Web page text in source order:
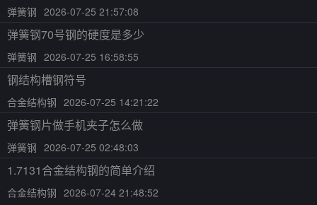
弹簧钢 2026-07-25 21:57:08
弹簧钢70号钢的硬度是多少
弹簧钢 2026-07-25 16:58:55
钢结构槽钢符号
合金结构钢 2026-07-25 14:21:22
弹簧钢片做手机夹子怎么做
弹簧钢 2026-07-25 02:48:03
1.7131合金结构钢的简单介绍
合金结构钢 2026-07-24 21:48:52